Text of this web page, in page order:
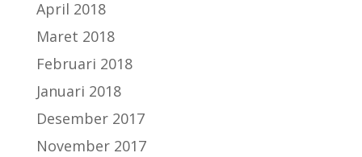
April 2018
Maret 2018
Februari 2018
Januari 2018
Desember 2017
November 2017